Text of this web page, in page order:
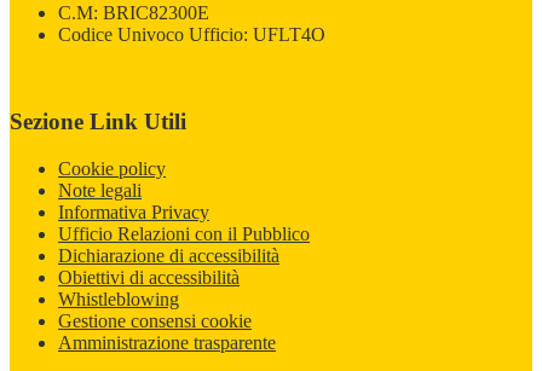
C.M: BRIC82300E
Codice Univoco Ufficio: UFLT4O
Sezione Link Utili
Cookie policy
Note legali
Informativa Privacy
Ufficio Relazioni con il Pubblico
Dichiarazione di accessibilità
Obiettivi di accessibilità
Whistleblowing
Gestione consensi cookie
Amministrazione trasparente